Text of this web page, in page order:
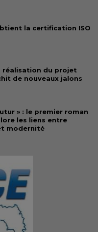
la certification ISO
réalisation du projet
de nouveaux jalons
» : le premier roman
les liens entre
modernité